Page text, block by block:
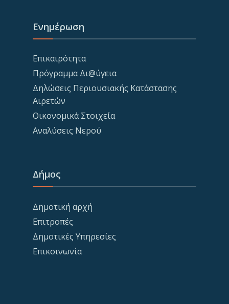
Ενημέρωση
Επικαιρότητα
Πρόγραμμα Δι@ύγεια
Δηλώσεις Περιουσιακής Κατάστασης
Αιρετών
Οικονομικά Στοιχεία
Αναλύσεις Νερού
Δήμος
Δημοτική αρχή
Επιτροπές
Δημοτικές Υπηρεσίες
Επικοινωνία